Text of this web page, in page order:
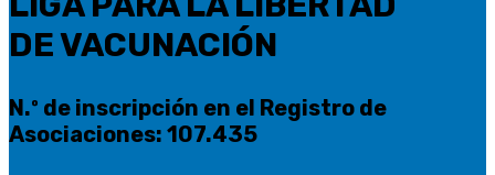
DE VACUNACIÓN
N.º de inscripción en el Registro de
Asociaciones: 107.435